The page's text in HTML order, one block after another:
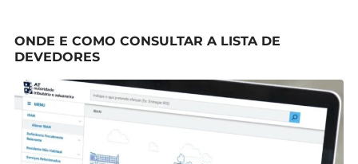
ONDE E COMO CONSULTAR A LISTA DE
DEVEDORES